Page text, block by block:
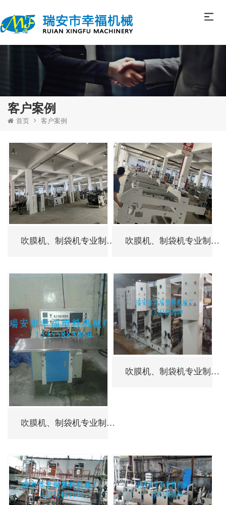
客户案例
首页 客户案例
吹膜机、制袋机专业制造商 吹膜机、制袋机专业制造商
吹膜机、制袋机专业制造商
吹膜机、制袋机专业制造商